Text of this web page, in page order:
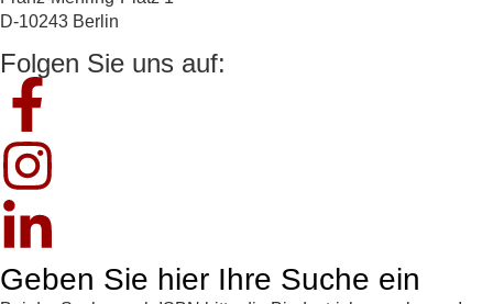
D-10243 Berlin
Folgen Sie uns auf:
Geben Sie hier Ihre Suche ein